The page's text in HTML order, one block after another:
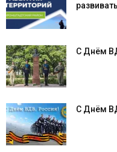
С Днём
С Днём